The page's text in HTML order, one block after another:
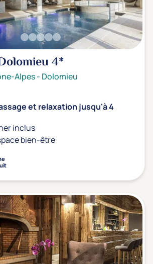
(1)
4*
Alpes- Dolomieu
et relaxation jusqu'à 4
inclus
bien-être